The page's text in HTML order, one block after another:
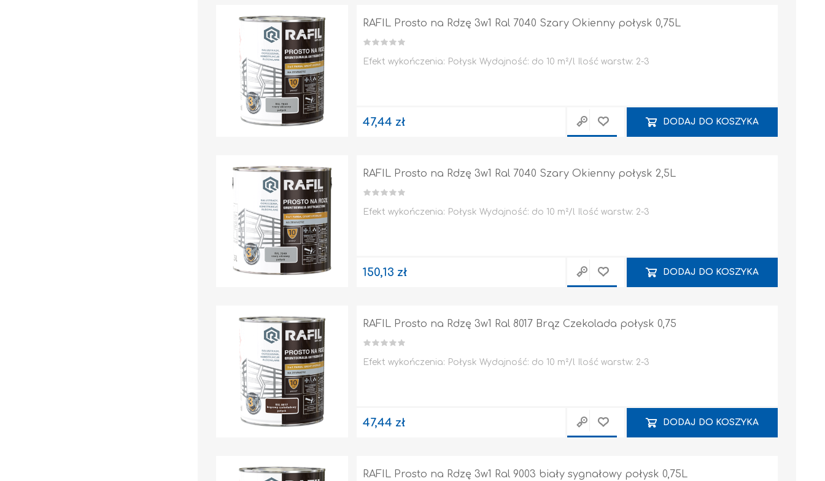
RAFIL Prosto na Rdzę 3w1 Ral 7040 Szary Okienny połysk 0,75L
Efekt wykończenia: Połysk Wydajność: do 10 m²/l Ilość warstw: 2-3
47,44 zł DODAJ DO KOSZYKA
RAFIL Prosto na Rdzę 3w1 Ral 7040 Szary Okienny połysk 2,5L
Efekt wykończenia: Połysk Wydajność: do 10 m²/l Ilość warstw: 2-3
150,13 zł DODAJ DO KOSZYKA
RAFIL Prosto na Rdzę 3w1 Ral 8017 Brąz Czekolada połysk 0,75
Efekt wykończenia: Połysk Wydajność: do 10 m²/l Ilość warstw: 2-3
47,44 zł DODAJ DO KOSZYKA
RAFIL Prosto na Rdzę 3w1 Ral 9003 biały sygnałowy połysk 0,75L